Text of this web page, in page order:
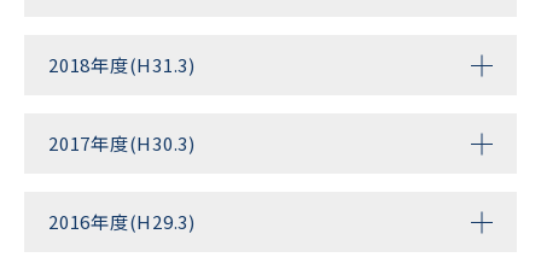
2018年度(H31.3)
2017年度(H30.3)
2016年度(H29.3)